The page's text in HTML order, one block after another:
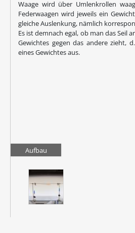
Waage wird über Umlenkrollen
Federwaagen wird jeweils ein
gleiche Auslenkung, nämlich
Es ist demnach egal, ob man das Seil
Gewichtes gegen das andere zieht,
eines Gewichtes aus.
Aufbau